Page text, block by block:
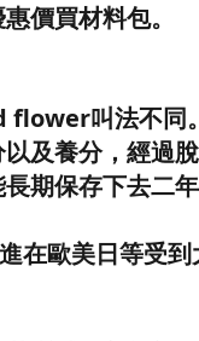
價買材料包。
flower叫法不同
及養分，經過
期保存下去二
在歐美日等受到